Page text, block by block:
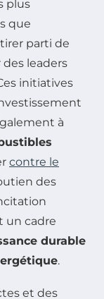
plus
que
parti de
leaders
initiatives
à
contre le
des
un cadre
durable
.
et des